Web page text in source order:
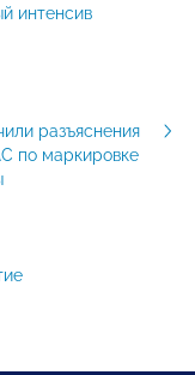
интенсив
разъяснения
по маркировке